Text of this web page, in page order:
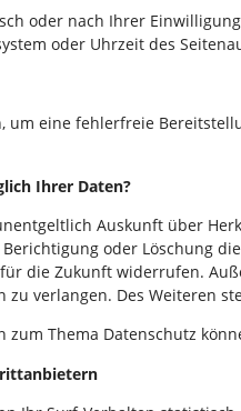
oder nach Ihrer
oder Uhrzeit des
um eine fehlerfreie
Ihrer Daten?
Auskunft über
oder Löschung
die Zukunft widerrufen.
zu verlangen. Des Weiteren
zum Thema Datenschutz